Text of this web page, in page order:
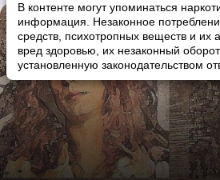
В контенте могут упоминаться
информация. Незаконное
средств, психотропных веществ и их
вред здоровью, их незаконный
установленную законодательством
Heartbreak Woman
Magdallan